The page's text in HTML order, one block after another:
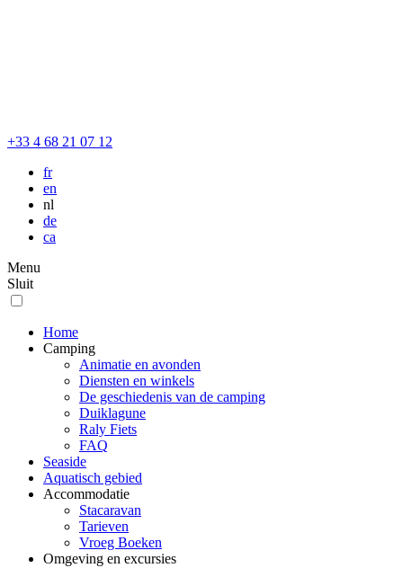
+33 4 68 21 07 12
fr
en
nl
de
ca
Menu
Sluit
Home
Camping
Animatie en avonden
Diensten en winkels
De geschiedenis van de camping
Duiklagune
Raly Fiets
FAQ
Seaside
Aquatisch gebied
Accommodatie
Stacaravan
Tarieven
Vroeg Boeken
Omgeving en excursies